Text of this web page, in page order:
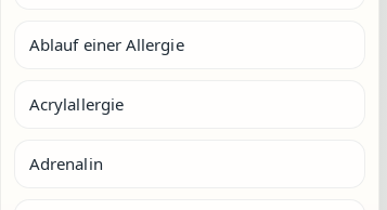
Ablauf einer Allergie
Acrylallergie
Adrenalin